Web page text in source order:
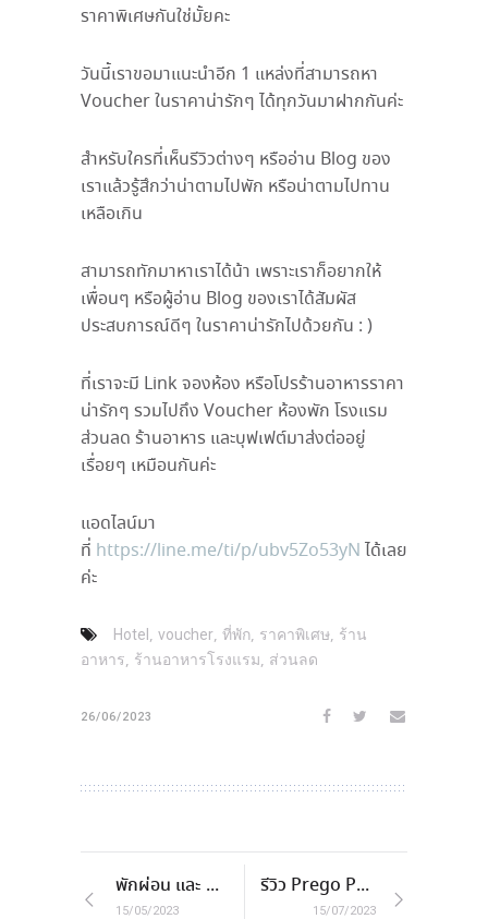
ราคาพิเศษกันใช่มั้ยคะ
วันนี้เราขอมาแนะนำอีก 1 แหล่งที่สามารถหา
Voucher ในราคาน่ารักๆ ได้ทุกวันมาฝากกันค่ะ
สำหรับใครที่เห็นรีวิวต่างๆ หรืออ่าน Blog ของ
เราแล้วรู้สึกว่าน่าตามไปพัก หรือน่าตามไปทาน
เหลือเกิน
สามารถทักมาหาเราได้น้า เพราะเราก็อยากให้
เพื่อนๆ หรือผู้อ่าน Blog ของเราได้สัมผัส
ประสบการณ์ดีๆ ในราคาน่ารักไปด้วยกัน : )
ที่เราจะมี Link จองห้อง หรือโปรร้านอาหารราคา
น่ารักๆ รวมไปถึง Voucher ห้องพัก โรงแรม
ส่วนลด ร้านอาหาร และบุฟเฟต์มาส่งต่ออยู่
เรื่อยๆ เหมือนกันค่ะ
แอดไลน์มา
ที่ https://line.me/ti/p/ubv5Zo53yN ได้เลย
ค่ะ
Hotel , voucher, ที่พัก, ราคาพิเศษ, ร้าน
อาหาร, ร้านอาหารโรงแรม, ส่วนลด
26/06/2023
พักผ่อน และ ปาร์ตี้ในบีชคลับระดับโลกที่ FINNS Beach Club
15/05/2023
รีวิว Prego Pattaya ร้านอาหารอิตาเลียน โรงแรม Amari Pattaya
15/07/2023